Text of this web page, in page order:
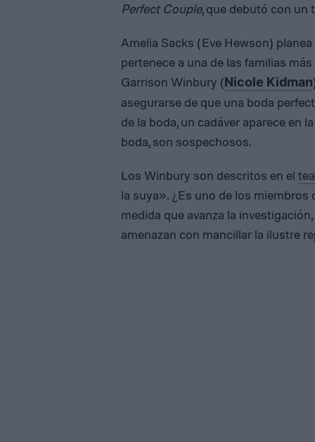
Perfect Couple, que debutó con un
Amelia Sacks (Eve Hewson)
pertenece a una de las familias
Garrison Winbury (Nicole Kidman
asegurarse de que una boda
de la boda, un cadáver aparece en
boda, son sospechosos.
Los Winbury son descritos en el
la suya». ¿Es uno de los
medida que avanza la
amenazan con mancillar la ilustre